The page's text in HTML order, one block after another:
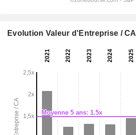
Evolution Valeur d'Entreprise / CA